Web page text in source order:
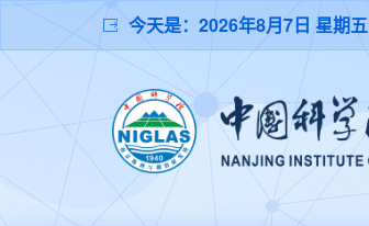
今天是： 2026年8月7日 星期五